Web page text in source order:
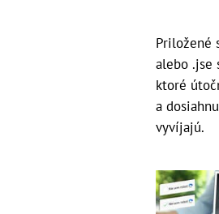
Priložené
alebo .jse
ktoré
a
vyvíjajú.